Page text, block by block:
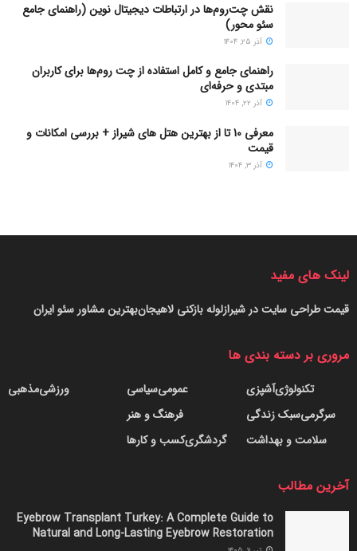
نقش چت‌روم‌ها در ارتباطات دیجیتال نوین (راهنمای جامع
سئو محور)
آذر ۲۵, ۱۴۰۴
راهنمای جامع و کامل استفاده از چت روم‌ها برای کاربران
مبتدی و حرفه‌ای
آذر ۲۲, ۱۴۰۴
معرفی 10 تا از بهترین هتل های شیراز + بررسی امکانات و
قیمت
آذر ۳, ۱۴۰۴
لینک های مفید
بهترین مشاور سئو ایرانلوله بازکنی لاهیجانقیمت طراحی سایت در شیراز
مروری بر دسته بندی ها
آشپزیتکنولوژی
سبک زندگیسرگرمی
سلامت و بهداشت
سیاسیعمومی
فرهنگ و هنر
کسب و کارهاگردشگری
مذهبیورزشی
آخرین مطالب
Eyebrow Transplant Turkey: A Complete Guide to
Natural and Long-Lasting Eyebrow Restoration